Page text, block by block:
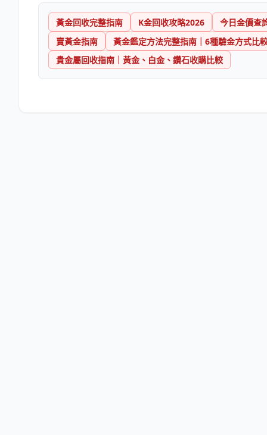
黃金回收完整指南 K金回收攻略2026
今日金價查
賣黃金指南
黃金鑑定方法完整指南｜6種驗金方式比
貴金屬回收指南｜黃金、白金、鑽石收購比較